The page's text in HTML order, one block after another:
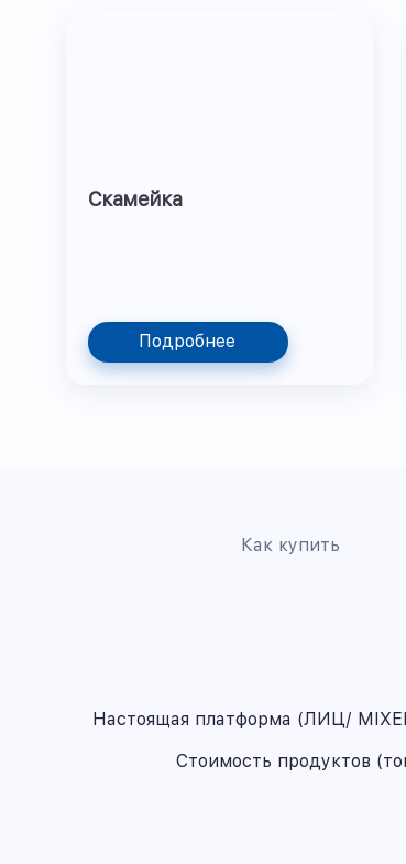
Скамейка
Подробнее
Как купить
Настоящая платформа (ЛИЦ/
Стоимость продуктов